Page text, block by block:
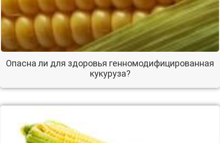
Опасна ли для здоровья генномодифицированная
кукуруза?